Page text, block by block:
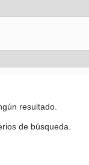
resultado.
de búsqueda.